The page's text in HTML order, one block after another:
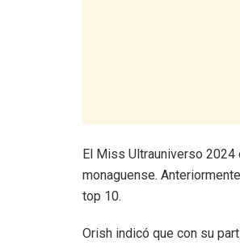
El Miss Ultrauniverso
monaguense.
top 10.
Orish indicó que con su